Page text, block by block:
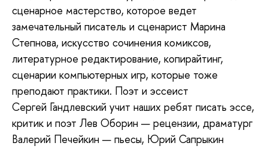
сценарное мастерство, которое ведет
замечательный писатель и сценарист Марина
Степнова, искусство сочинения комиксов,
литературное редактирование, копирайтинг,
сценарии компьютерных игр, которые тоже
преподают практики. Поэт и эссеист
Сергей Гандлевский учит наших ребят писать эссе,
критик и поэт Лев Оборин — рецензии, драматург
Валерий Печейкин — пьесы, Юрий Сапрыкин